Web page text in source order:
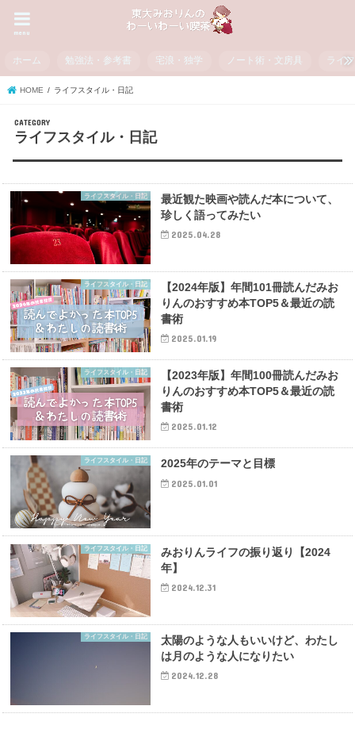
menu
ホーム 勉強法・参考書 宅浪・独学 ノート術・文房具 ライ
HOME ライフスタイル・日記
ライフスタイル・日記
ライフスタイル・日記
最近観た映画や読んだ本について、
珍しく語ってみたい
2025.04.28
ライフスタイル・日記
【2024年版】年間101冊読んだみお
りんのおすすめ本TOP5＆最近の読
書術
2025.01.19
ライフスタイル・日記
【2023年版】年間100冊読んだみお
りんのおすすめ本TOP5＆最近の読
書術
2025.01.12
ライフスタイル・日記 2025年のテーマと目標
2025.01.01
ライフスタイル・日記
みおりんライフの振り返り【2024
年】
2024.12.31
ライフスタイル・日記
太陽のような人もいいけど、わたし
は月のような人になりたい
2024.12.28